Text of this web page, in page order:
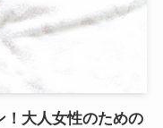
！大人女性のための